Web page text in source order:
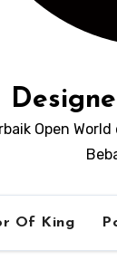
Open
Of King